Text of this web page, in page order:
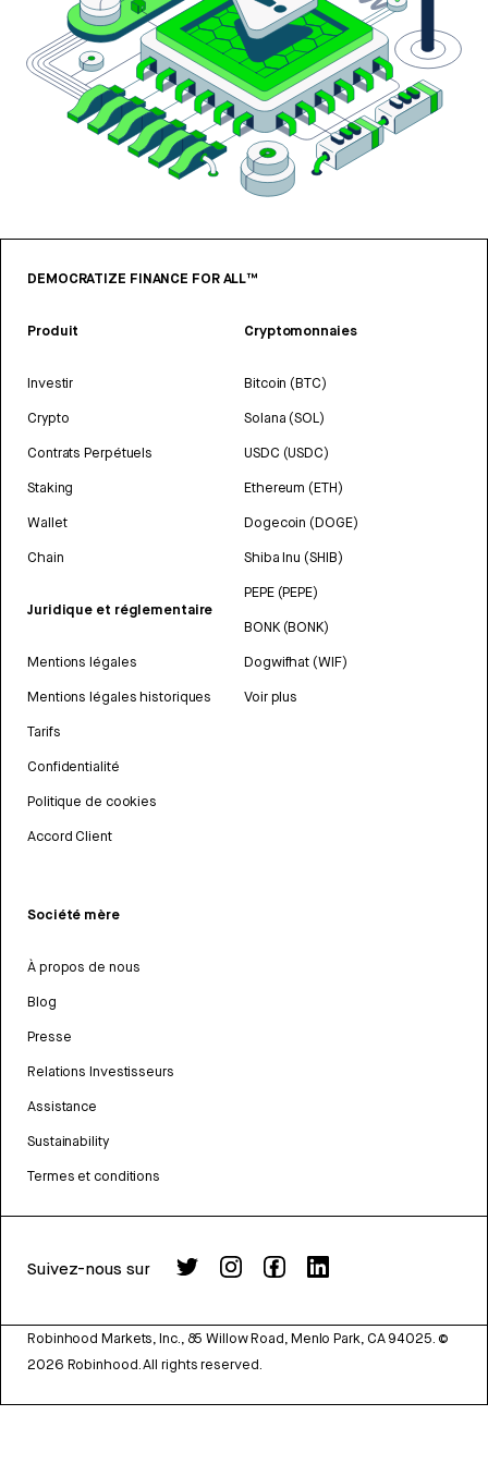
DEMOCRATIZE FINANCE FOR ALL™
Produit
Investir
Crypto
Contrats Perpétuels
Staking
Wallet
Chain
Juridique et réglementaire
Mentions légales
Mentions légales historiques
Tarifs
Confidentialité
Politique de cookies
Accord Client
Cryptomonnaies
Bitcoin (BTC)
Solana (SOL)
USDC (USDC)
Ethereum (ETH)
Dogecoin (DOGE)
Shiba Inu (SHIB)
PEPE (PEPE)
BONK (BONK)
Dogwifhat (WIF)
Voir plus
Société mère
À propos de nous
Blog
Presse
Relations Investisseurs
Assistance
Sustainability
Termes et conditions
Suivez-nous sur
Robinhood Markets, Inc., 85 Willow Road, Menlo Park, CA 94025. ©
2026 Robinhood. All rights reserved.